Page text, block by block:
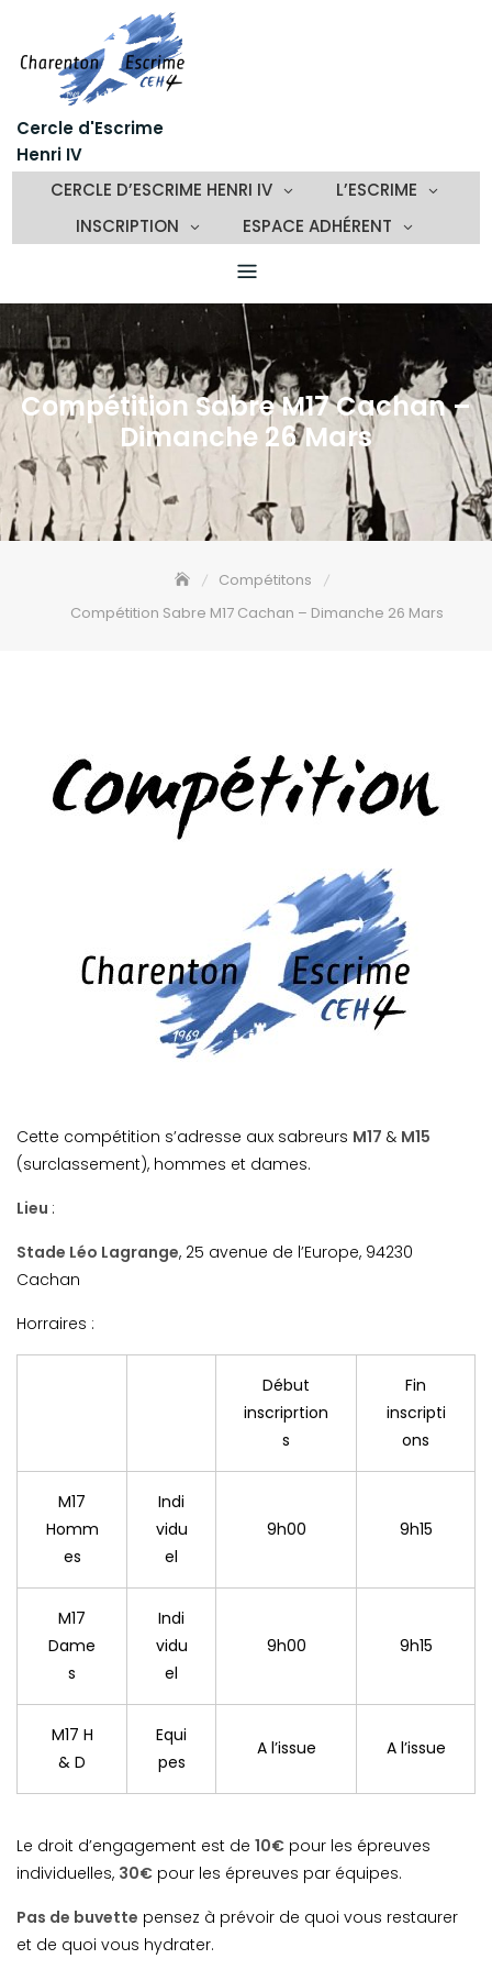
content
Cercle d'Escrime
Henri IV
CERCLE D’ESCRIME HENRI IV
L’ESCRIME
INSCRIPTION
ESPACE ADHÉRENT
Compétition Sabre M17 Cachan –
Dimanche 26 Mars
Compétitons
Compétition Sabre M17 Cachan – Dimanche 26 Mars
Cette compétition s’adresse aux sabreurs M17 & M15
(surclassement), hommes et dames.
Lieu :
Stade Léo Lagrange, 25 avenue de l’Europe, 94230
Cachan
Horraires :
Début
inscriprtion
s
Fin
inscripti
ons
M17
Homm
es
Indi
vidu
el
9h00 9h15
M17
Dame
s
Indi
vidu
el
9h00 9h15
M17 H
& D
Equi
pes
A l’issue A l’issue
Le droit d’engagement est de 10€ pour les épreuves
individuelles, 30€ pour les épreuves par équipes.
Pas de buvette pensez à prévoir de quoi vous restaurer
et de quoi vous hydrater.